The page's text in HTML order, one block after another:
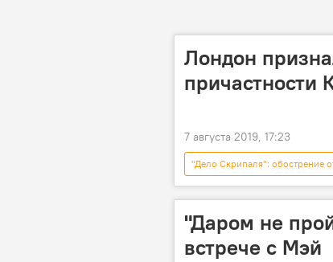
Лондон
причастности
7 августа 2019, 17:23
"Дело Скрипаля": обострение
дело Скрипаля
"Даром не
встрече с Мэй